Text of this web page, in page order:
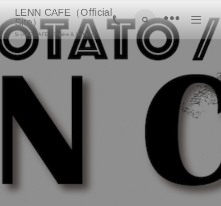
LENN CAFE（Official
Site）
SHAKE CAFE - Shake & Hot dog
•